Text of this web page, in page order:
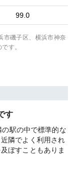
99.0
市磯子区、横浜市神奈
す。
す
駅の中で標準的な
隣でよく利用され
ぼすこともありま